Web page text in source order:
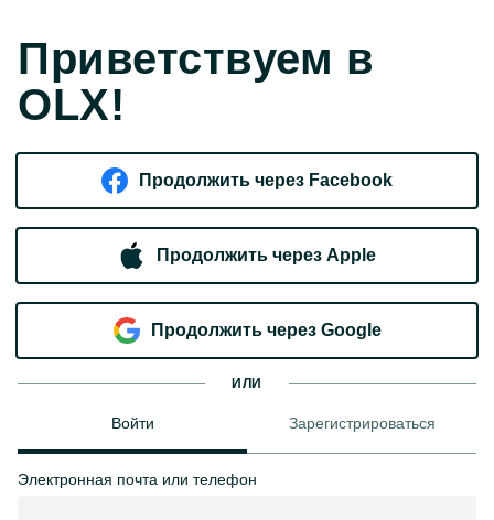
Приветствуем в
OLX!
Продолжить через Facebook
Продолжить через Apple
Продолжить через Google
ИЛИ
Войти Зарегистрироваться
Электронная почта или телефон